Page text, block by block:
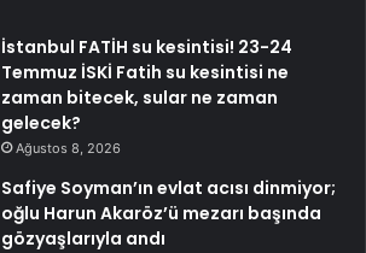
İstanbul FATİH su kesintisi! 23-24
Temmuz İSKİ Fatih su kesintisi ne
zaman bitecek, sular ne zaman
gelecek?
Ağustos 8, 2026
Safiye Soyman’ın evlat acısı dinmiyor;
oğlu Harun Akaröz’ü mezarı başında
gözyaşlarıyla andı